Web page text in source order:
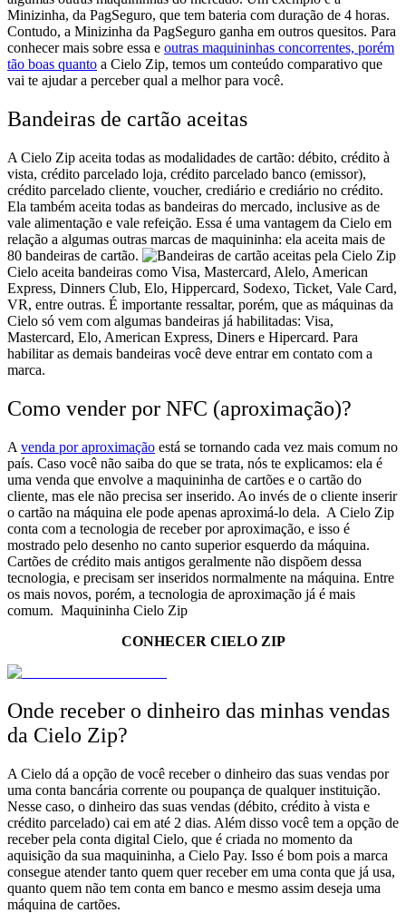
Minizinha, da PagSeguro, que tem bateria com duração de 4 horas.
Contudo, a Minizinha da PagSeguro ganha em outros quesitos. Para
conhecer mais sobre essa e outras maquininhas concorrentes, porém
tão boas quanto a Cielo Zip, temos um conteúdo comparativo que
vai te ajudar a perceber qual a melhor para você.
Bandeiras de cartão aceitas
A Cielo Zip aceita todas as modalidades de cartão: débito, crédito à
vista, crédito parcelado loja, crédito parcelado banco (emissor),
crédito parcelado cliente, voucher, crediário e crediário no crédito.
Ela também aceita todas as bandeiras do mercado, inclusive as de
vale alimentação e vale refeição. Essa é uma vantagem da Cielo em
relação a algumas outras marcas de maquininha: ela aceita mais de
80 bandeiras de cartão.
Cielo aceita bandeiras como Visa, Mastercard, Alelo, American
Express, Dinners Club, Elo, Hippercard, Sodexo, Ticket, Vale Card,
VR, entre outras. É importante ressaltar, porém, que as máquinas da
Cielo só vem com algumas bandeiras já habilitadas: Visa,
Mastercard, Elo, American Express, Diners e Hipercard. Para
habilitar as demais bandeiras você deve entrar em contato com a
marca.
Como vender por NFC (aproximação)?
A venda por aproximação está se tornando cada vez mais comum no
país. Caso você não saiba do que se trata, nós te explicamos: ela é
uma venda que envolve a maquininha de cartões e o cartão do
cliente, mas ele não precisa ser inserido. Ao invés de o cliente inserir
o cartão na máquina ele pode apenas aproximá-lo dela. A Cielo Zip
conta com a tecnologia de receber por aproximação, e isso é
mostrado pelo desenho no canto superior esquerdo da máquina.
Cartões de crédito mais antigos geralmente não dispõem dessa
tecnologia, e precisam ser inseridos normalmente na máquina. Entre
os mais novos, porém, a tecnologia de aproximação já é mais
comum. Maquininha Cielo Zip
CONHECER CIELO ZIP
Onde receber o dinheiro das minhas vendas
da Cielo Zip?
A Cielo dá a opção de você receber o dinheiro das suas vendas por
uma conta bancária corrente ou poupança de qualquer instituição.
Nesse caso, o dinheiro das suas vendas (débito, crédito à vista e
crédito parcelado) cai em até 2 dias. Além disso você tem a opção de
receber pela conta digital Cielo, que é criada no momento da
aquisição da sua maquininha, a Cielo Pay. Isso é bom pois a marca
consegue atender tanto quem quer receber em uma conta que já usa,
quanto quem não tem conta em banco e mesmo assim deseja uma
máquina de cartões.